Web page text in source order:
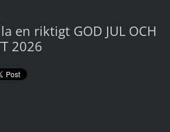
en riktigt GOD JUL OCH
2026